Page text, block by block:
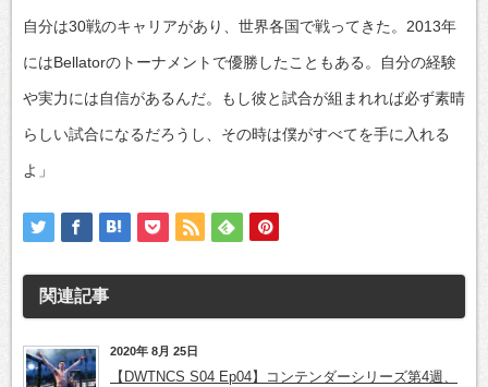
自分は30戦のキャリアがあり、世界各国で戦ってきた。2013年
にはBellatorのトーナメントで優勝したこともある。自分の経験
や実力には自信があるんだ。もし彼と試合が組まれれば必ず素晴
らしい試合になるだろうし、その時は僕がすべてを手に入れる
よ」
関連記事
2020年 8月 25日
【DWTNCS S04 Ep04】コンテンダーシリーズ第4週、